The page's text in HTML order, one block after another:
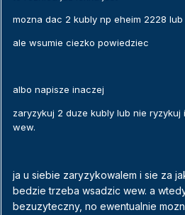
mozna dac 2 kubly np eheim 2228 lub
ale wsumie ciezko powiedziec
albo napisze inaczej
zaryzykuj 2 duze kubly lub nie
wew.
ja u siebie zaryzykowalem i sie za
bedzie trzeba wsadzic wew. a
bezuzyteczny, no ewentualnie